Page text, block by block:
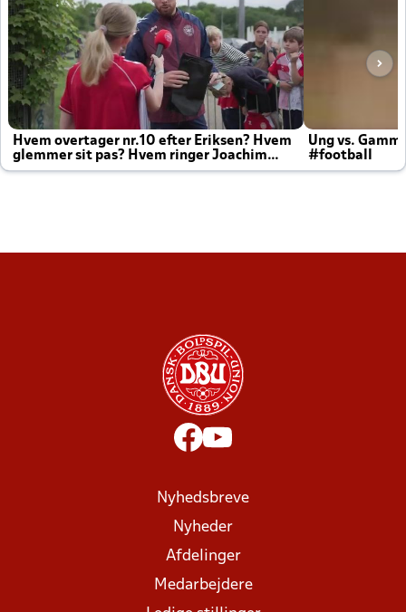
Hvem overtager nr.10 efter Eriksen? Hvem
glemmer sit pas? Hvem ringer Joachim
altid til efter kampe?
Ung vs.
#football
Nyhedsbreve
Nyheder
Afdelinger
Medarbejdere